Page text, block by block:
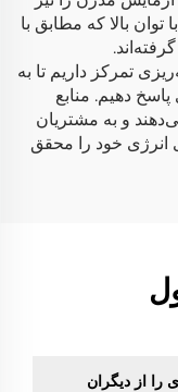
توان بالا که مطابق با
تمرکز داریم تا به
دهیم. منابع
و به مشتریان
انرژی خود را محقق
را از دیگران